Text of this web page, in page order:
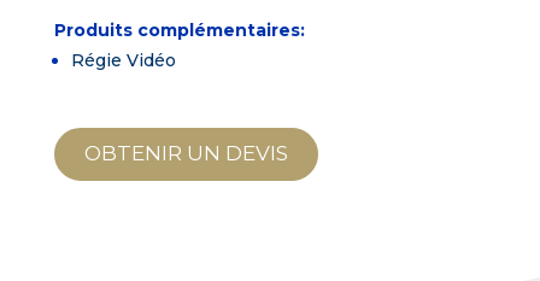
Produits complémentaires:
Régie Vidéo
OBTENIR UN DEVIS